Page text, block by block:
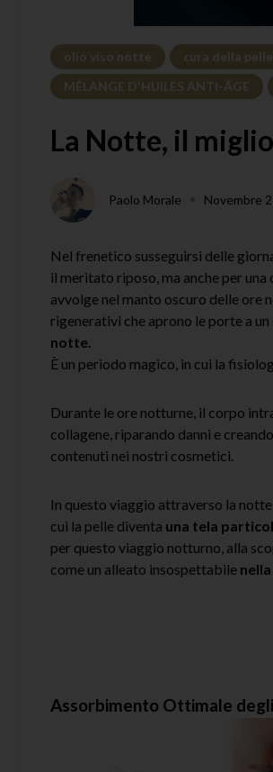
olio viso notte cura della pelle
MÉLANGE D'HUILES ANTI-ÂGE
La Notte, il
Paolo Morale Novembre
Nel frenetico susseguirsi delle
il meritato riposo, ma anche per una
avvolge nel manto oscuro delle ore
rigenerativi che aprono le porte a
notte.
È un periodo magico, in cui la
Durante le ore notturne, il corpo
collagene, riparando danni e
contenuti nei nostri cosmetici.
In questo viaggio attraverso la
cui la pelle diventa una tela
per questo viaggio notturno, alla
come un alleato insospettabile
Assorbimento Ottimale